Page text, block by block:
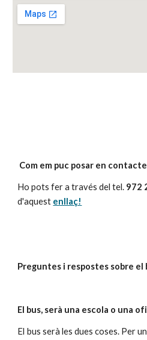
Com em puc posar en
Ho pots fer a través del tel. 972
d'aquest enllaç!
Preguntes i respostes sobre el
El bus, serà una escola o una
El bus serà les dues coses. Per